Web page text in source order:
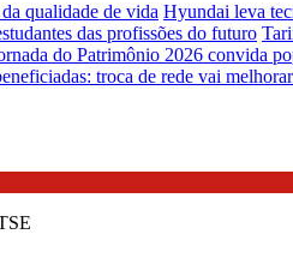
qualidade de vida Hyundai leva
das profissões do futuro
do Patrimônio 2026 convida
troca de rede vai